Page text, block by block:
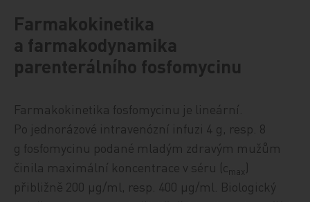
Farmakokinetika
a farmakodynamika
parenterálního fosfomycinu
Farmakokinetika fosfomycinu je lineární.
Po jednorázové intravenózní infuzi 4 g, resp. 8
g fosfomycinu podané mladým zdravým mužům
činila maximální koncentrace v séru (cmax)
přibližně 200 μg/ml, resp. 400 μg/ml. Biologický